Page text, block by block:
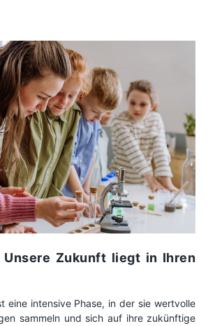
Unsere Zukunft liegt in Ihren
eine intensive Phase, in der sie wertvolle
sammeln und sich auf ihre zukünftige